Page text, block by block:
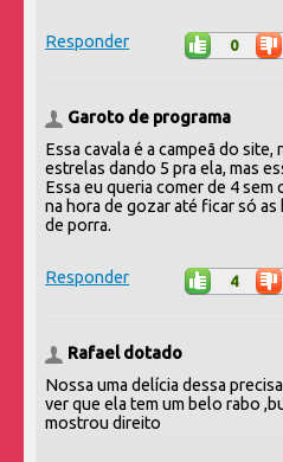
Responder 0
Garoto de programa
Essa cavala é a campeã do
estrelas dando 5 pra ela, mas
Essa eu queria comer de 4 sem
na hora de gozar até ficar só
de porra.
Responder 4
Rafael dotado
Nossa uma delícia dessa
ver que ela tem um belo rabo
mostrou direito